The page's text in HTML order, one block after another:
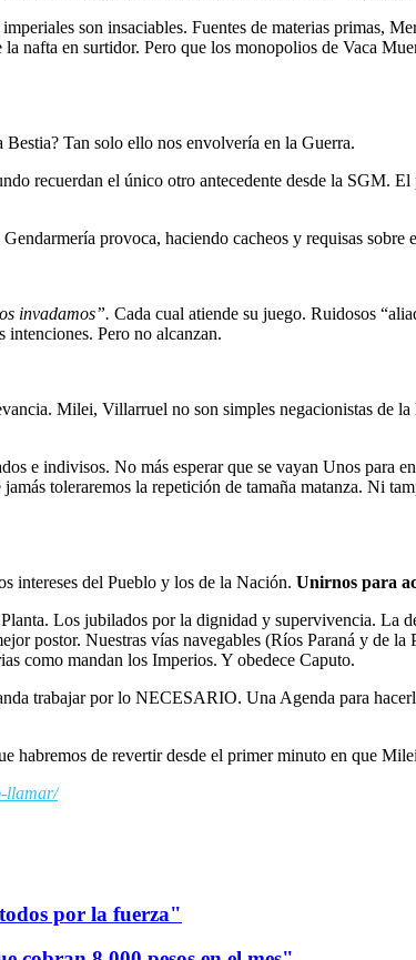
son insaciables. Fuentes de materias primas,
nafta en surtidor. Pero que los monopolios de Vaca
Tan solo ello nos envolvería en la Guerra.
recuerdan el único otro antecedente desde la SGM.
provoca, haciendo cacheos y requisas sobre
invadamos”. Cada cual atiende su juego. Ruidosos
intenciones. Pero no alcanzan.
Milei, Villarruel no son simples negacionistas de
e indivisos. No más esperar que se vayan Unos para
toleraremos la repetición de tamaña matanza. Ni
intereses del Pueblo y los de la Nación. Unirnos para
Los jubilados por la dignidad y supervivencia. La
postor. Nuestras vías navegables (Ríos Paraná y de
como mandan los Imperios. Y obedece Caputo.
trabajar por lo NECESARIO. Una Agenda para
habremos de revertir desde el primer minuto en que
llamar/
por la fuerza"